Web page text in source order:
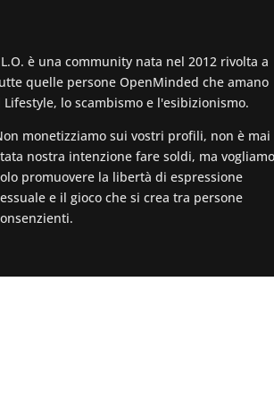
è una community nata nel 2012 rivolta a
quelle persone OpenMinded che amano
Lifestyle, lo scambismo e l'esibizionismo.
monetizziamo sui vostri profili, non è mai
nostra intenzione fare soldi, ma
promuovere la libertà di espressione
e il gioco che si crea tra persone